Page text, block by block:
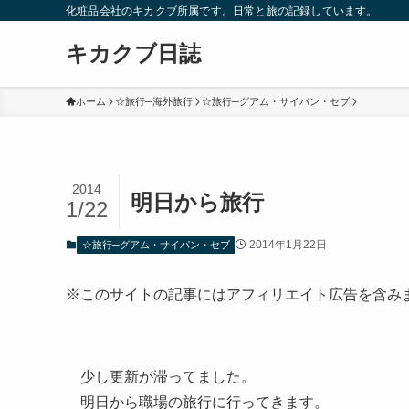
化粧品会社のキカクブ所属です。日常と旅の記録しています。
キカクブ日誌
ホーム ☆旅行─海外旅行 ☆旅行─グアム・サイパン・セブ
明日から旅行
2014
1/22
☆旅行─グアム・サイパン・セブ 2014年1月22日
※このサイトの記事にはアフィリエイト広告を含み
少し更新が滞ってました。
明日から職場の旅行に行ってきます。